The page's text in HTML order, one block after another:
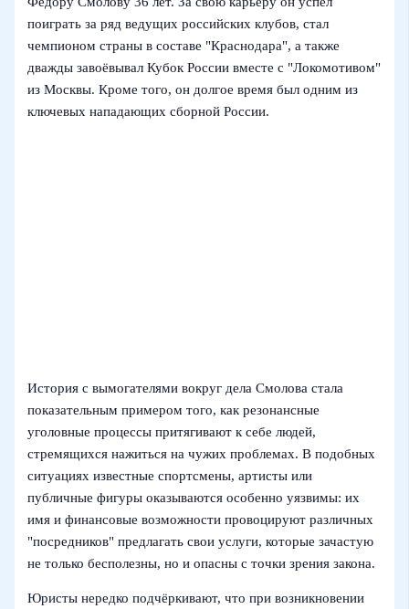
поиграть за ряд ведущих российских клубов, стал
чемпионом страны в составе "Краснодара", а также
дважды завоёвывал Кубок России вместе с "Локомотивом"
из Москвы. Кроме того, он долгое время был одним из
ключевых нападающих сборной России.
История с вымогателями вокруг дела Смолова стала
показательным примером того, как резонансные
уголовные процессы притягивают к себе людей,
стремящихся нажиться на чужих проблемах. В подобных
ситуациях известные спортсмены, артисты или
публичные фигуры оказываются особенно уязвимы: их
имя и финансовые возможности провоцируют различных
"посредников" предлагать свои услуги, которые зачастую
не только бесполезны, но и опасны с точки зрения закона.
Юристы нередко подчёркивают, что при возникновении